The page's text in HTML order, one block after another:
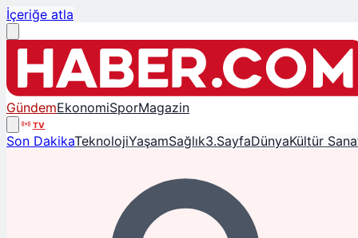
İçeriğe atla
GündemEkonomiSporMagazin
TV
Son DakikaTeknolojiYaşamSağlık3.SayfaDünyaKültür